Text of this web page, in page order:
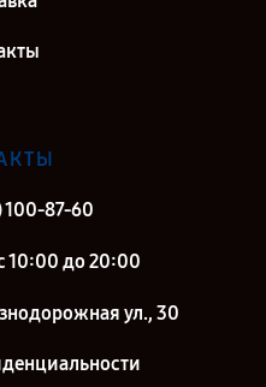
100-87-60
10:00 до 20:00
ул., 30